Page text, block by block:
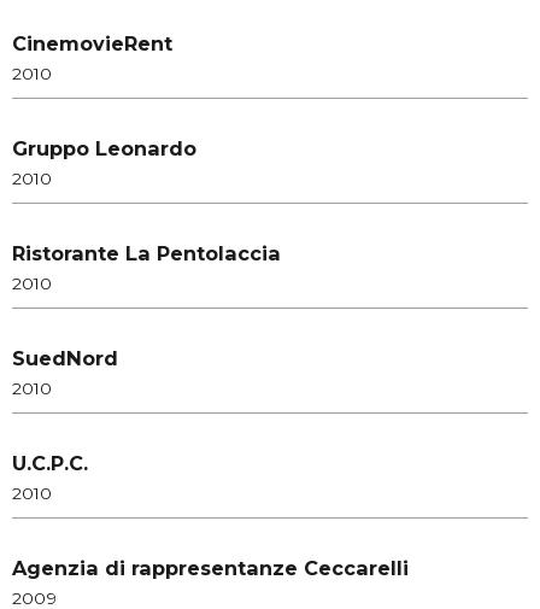
CinemovieRent
2010
Gruppo Leonardo
2010
Ristorante La Pentolaccia
2010
SuedNord
2010
U.C.P.C.
2010
Agenzia di rappresentanze Ceccarelli
2009